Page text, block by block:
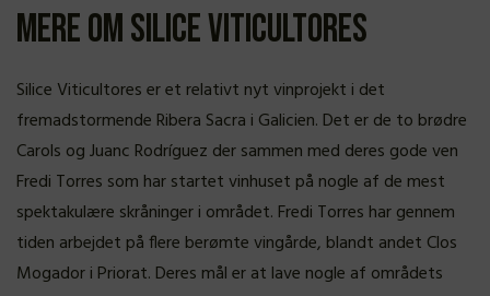
Mere om Silice Viticultores
Silice Viticultores er et relativt nyt vinprojekt i det
fremadstormende Ribera Sacra i Galicien. Det er de to brødre
Carols og Juanc Rodríguez der sammen med deres gode ven
Fredi Torres som har startet vinhuset på nogle af de mest
spektakulære skråninger i området. Fredi Torres har gennem
tiden arbejdet på flere berømte vingårde, blandt andet Clos
Mogador i Priorat. Deres mål er at lave nogle af områdets